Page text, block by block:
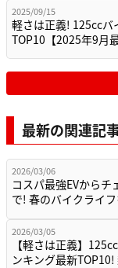
2025/09/15
軽さは正義! 125ccバ
TOP10【2025年9月
最新の関連記
2026/03/06
コスパ最強EVからチ
で! 春のバイクライ
2026/03/05
【軽さは正義】
ンキング最新